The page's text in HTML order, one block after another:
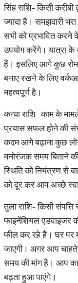
सिंह राशि- किसी करीबी
ज्यादा है। समझदारी
सभी को प्रभावित करने
उपयोग करेंगे। यात्रा
हैं। इसलिए आगे कुछ
बनाए रखने के लिए
महत्वपूर्ण है।
कन्या राशि- काम के
प्रयास सफल होने की
कदम आगे बढ़ाना कुछ
मनोरंजक समय बिताने
स्थिति को नियंत्रण से
को दूर कर आप अच्छे
तुला राशि- किसी
फाइनेंशियल एडवाइजर
फील कर रहे हैं। घर पर
जाएगी। अगर आप चाहते
समय की मांग है। आप
बढ़ता हुआ पाएंगे।